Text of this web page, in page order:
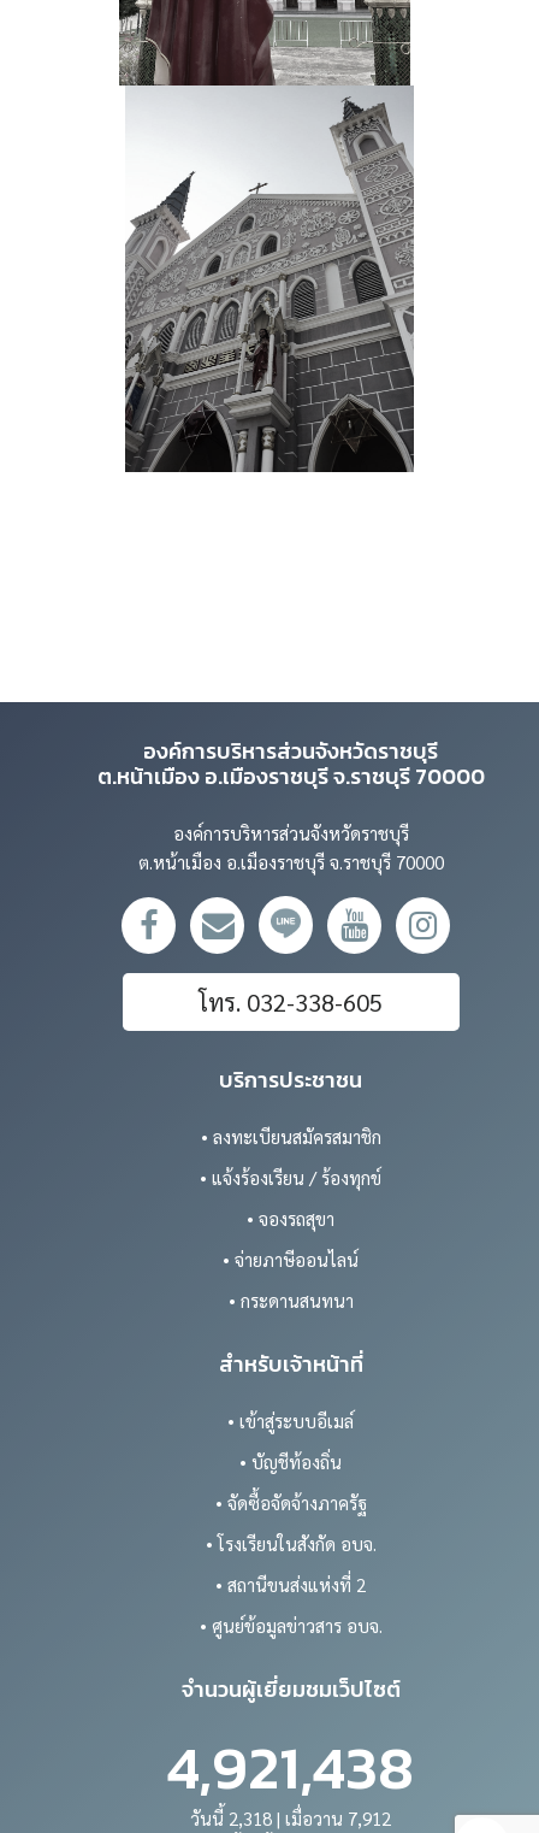
องค์การบริหารส่วนจังหวัดราชบุรี
ต.หน้าเมือง อ.เมืองราชบุรี จ.ราชบุรี 70000
องค์การบริหารส่วนจังหวัดราชบุรี
ต.หน้าเมือง อ.เมืองราชบุรี จ.ราชบุรี 70000
โทร. 032-338-605
บริการประชาชน
• ลงทะเบียนสมัครสมาชิก
• แจ้งร้องเรียน / ร้องทุกข์
• จองรถสุขา
• จ่ายภาษีออนไลน์
• กระดานสนทนา
สำหรับเจ้าหน้าที่
• เข้าสู่ระบบอีเมล์
• บัญชีท้องถิ่น
• จัดซื้อจัดจ้างภาครัฐ
• โรงเรียนในสังกัด อบจ.
• สถานีขนส่งแห่งที่ 2
• ศูนย์ข้อมูลข่าวสาร อบจ.
จำนวนผู้เยี่ยมชมเว็ปไซต์
4,921,438
วันนี้ 2,318 | เมื่อวาน 7,912